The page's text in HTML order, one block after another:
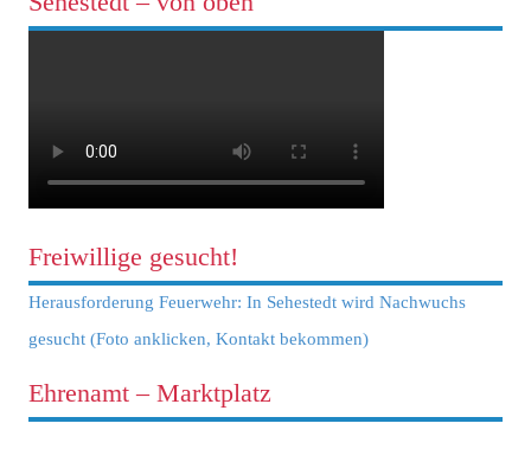
Freiwillige gesucht!
Herausforderung Feuerwehr: In Sehestedt wird Nachwuchs
gesucht (Foto anklicken, Kontakt bekommen)
Ehrenamt – Marktplatz